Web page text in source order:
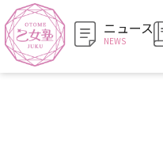
ニュース
NEWS